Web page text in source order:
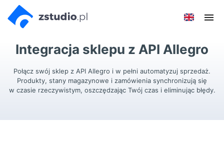
Przejdź
do menu
Przejdź do
aktualności
Przejdź
do
w
stopce
Integracja sklepu z API Allegro
Połącz swój sklep z API Allegro i w pełni automatyzuj sprzedaż.
Produkty, stany magazynowe i zamówienia synchronizują się
w czasie rzeczywistym, oszczędzając Twój czas i eliminując błędy.